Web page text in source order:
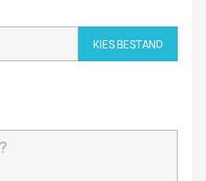
KIES BESTAND